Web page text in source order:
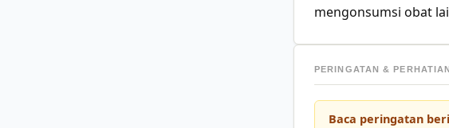
mengonsumsi obat
PERINGATAN & PERHATIAN
Baca peringatan